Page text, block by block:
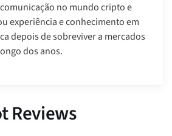
no mundo cripto e
experiência e conhecimento em
depois de sobreviver a mercados
dos anos.
Reviews